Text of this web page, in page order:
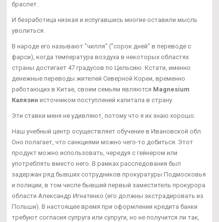
браслет.
И безработица низкая и испугавшись многие оставили мысль
уволиться.
В народе его называют "чилля" ("сорок дней" в переводе с
фарси), когда температура воздуха в некоторых областях
страны достигает 47 градусов по Цельсию. Кстати, именно
денежные переводы жителей Северной Кореи, временно
работающих в Китае, своим семьям являются Magnesium
Калязин источником поступлений капитала в страну.
Эти ставки меня не удивляют, потому что я их знаю хорошо.
Наш учебный центр осуществляет обучение в Ивановской обл.
Оно полагает, что санкциями можно чего-то добиться. Этот
продукт можно использовать, чередуя с гейнером или
употреблять вместо него. В рамках расследования был
задержан ряд бывших сотрудников прокуратуры Подмосковья
и полиции, в том числе бывший первый заместитель прокурора
области Александр Игнатенко (его должны экстрадировать из
Польши). В настоящее время при оформлении кредита банки
требуют согласия супруга или супруги, но не получится ли так,